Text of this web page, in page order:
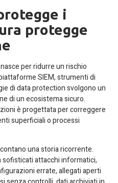
i
protegge
per ridurre un rischio
SIEM, strumenti di
di data protection svolgono un
di un ecosistema sicuro.
è progettata per correggere
superficiali o processi
una storia ricorrente.
attacchi informatici,
errate, allegati aperti